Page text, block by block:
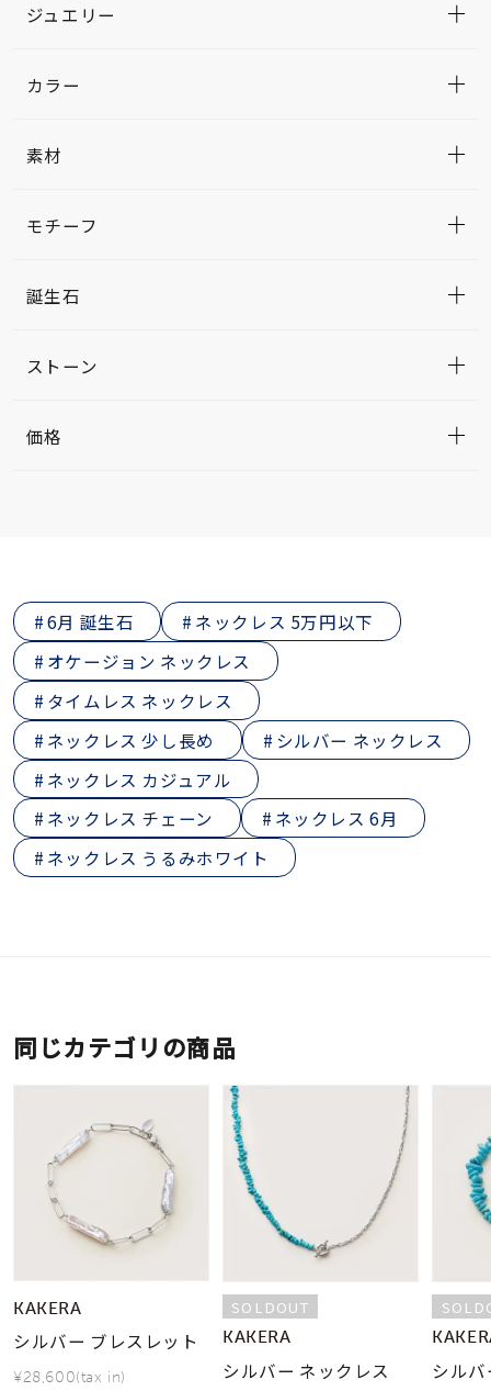
ジュエリー
カラー
素材
モチーフ
誕生石
ストーン
価格
6月 誕生石
ネックレス 5万円以下
オケージョン ネックレス
タイムレス ネックレス
ネックレス 少し長め
シルバー ネックレス
ネックレス カジュアル
ネックレス チェーン
ネックレス 6月
ネックレス うるみホワイト
同じカテゴリの商品
KAKERA
シルバー ブレスレット
¥28,600(tax in)
SOLDOUT
KAKERA
シルバー ネックレス シル